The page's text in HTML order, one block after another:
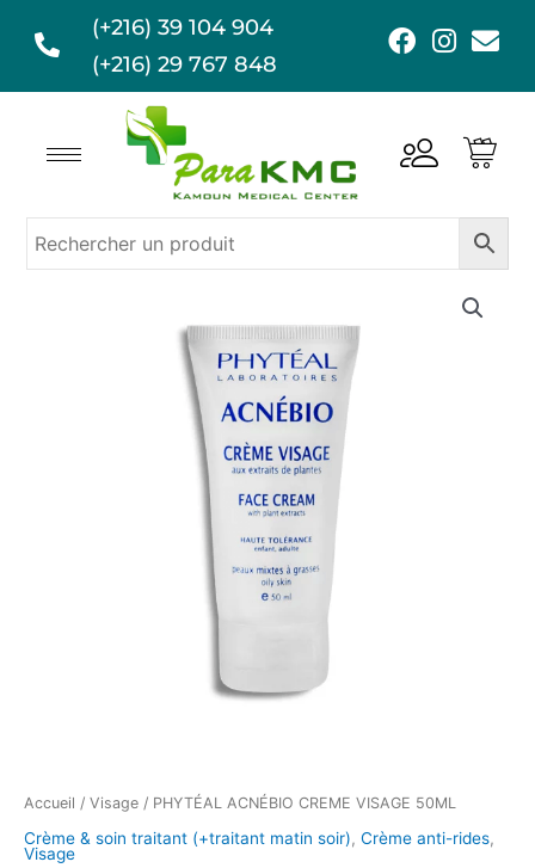
(+216) 39 104 904
(+216) 29 767 848
F
c
b
o
I
s
E
v
l
o
e
Accueil / Visage / PHYTÉAL ACNÉBIO CREME VISAGE 50ML
Crème & soin traitant (+traitant matin soir), Crème anti-rides,
Visage